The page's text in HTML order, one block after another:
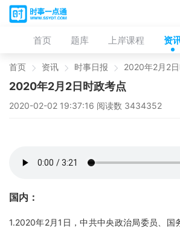
首页 题库 上岸课程 资
首页 资讯 时事日报
2020年2月2日时政考点
2020-02-02 19:37:16 阅读数 3434352
国内：
1.2020年2月1日，中共中央政治局委员、国